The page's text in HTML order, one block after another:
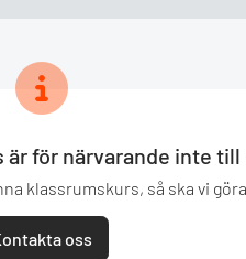
är för närvarande inte till
klassrumskurs, så ska vi
oss